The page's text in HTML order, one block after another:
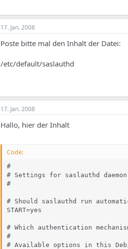
17. Jan. 2008
Poste bitte mal den Inhalt der Datei:
/etc/default/saslauthd
17. Jan. 2008
Hallo, hier der Inhalt
Code:
#
# Settings for saslauthd daemon
#
# Should saslauthd run
START=yes
# Which authentication
#
# Available options in this